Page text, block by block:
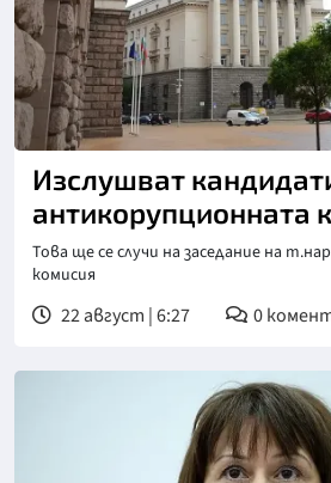
Снимка: БТА, архив
Изслушват
антикорупционната
Това ще се случи на заседание на
комисия
22 август | 6:27 0